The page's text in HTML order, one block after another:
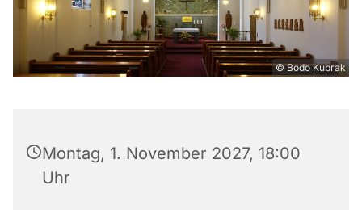
© Bodo Kubrak
Montag, 1. November 2027, 18:00
Uhr